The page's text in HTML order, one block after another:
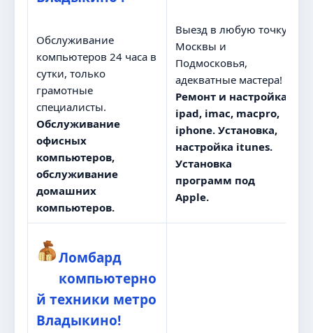
Обслуживание
компьютеров 24 часа в
сутки, только
грамотные
специалисты.
Обслуживание
офисных
компьютеров,
обслуживание
домашних
компьютеров.
Выезд в любую точку
Москвы и
Подмосковья,
адекватные мастера!
Ремонт и настройка
ipad, imac, macpro,
iphone. Установка,
настройка itunes.
Установка
программ под
Apple.
Ломбард
компьютерно
й техники метро
Владыкино!